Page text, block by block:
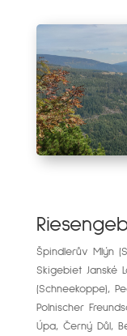
Špindlerův Mlýn
Skigebiet Janské
(Schneekoppe),
Polnischer
Úpa, Černý Důl,